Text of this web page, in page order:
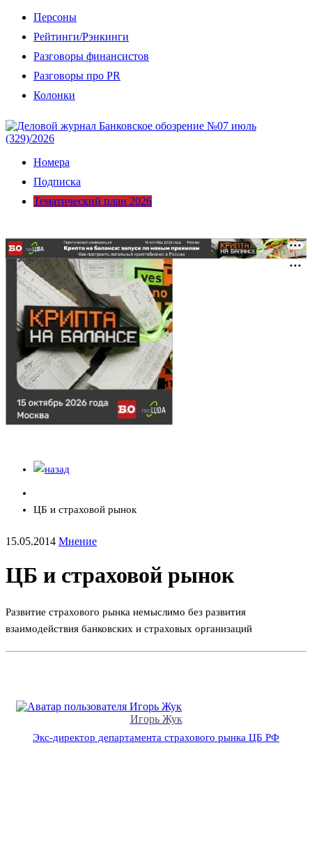
Персоны
Рейтинги/Рэнкинги
Разговоры финансистов
Разговоры про PR
Колонки
Номера
Подписка
Тематический план 2026
ЦБ и страховой рынок
15.05.2014 Мнение
ЦБ и страховой рынок
Развитие страхового рынка немыслимо без развития
взаимодействия банковских и страховых организаций
Игорь Жук
Экс-директор департамента страхового рынка ЦБ РФ